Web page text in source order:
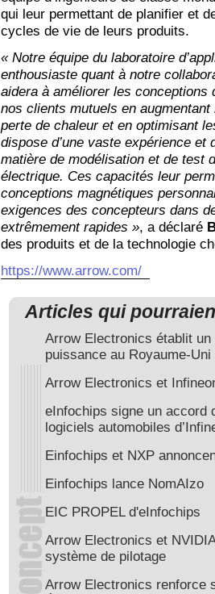
qui leur permettant de planifier et
cycles de vie de leurs produits.
« Notre équipe du laboratoire
enthousiaste quant à notre
aidera à améliorer les conceptions
nos clients mutuels en
perte de chaleur et en optimisant
dispose d’une vaste expérience et
matière de modélisation et de test
électrique. Ces capacités leur
conceptions magnétiques
exigences des concepteurs dans
extrêmement rapides », a déclaré
des produits et de la technologie
https://www.arrow.com/
Articles qui
Arrow Electronics établit un
puissance au Royaume-Uni
Arrow Electronics et
eInfochips signe un accord
logiciels automobiles
Einfochips et NXP
Einfochips lance NomAIzo
EIC PROPEL d'eInfochips
Arrow Electronics et
système de pilotage
Arrow Electronics renforce